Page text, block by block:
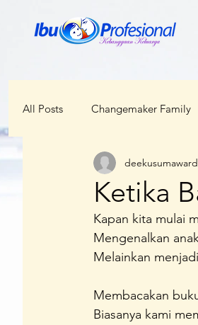
All Posts Changemaker Family
RBI Bunda
Kabar Regional
Ketika
Kapan kita mulai
Mengenalkan
Melainkan
Membacakan
Biasanya kami